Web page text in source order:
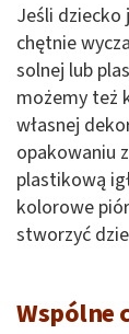
Jeśli dziecko
chętnie
solnej lub
możemy też
własnej
opakowaniu
plastikową
kolorowe
stworzyć
Wspólne